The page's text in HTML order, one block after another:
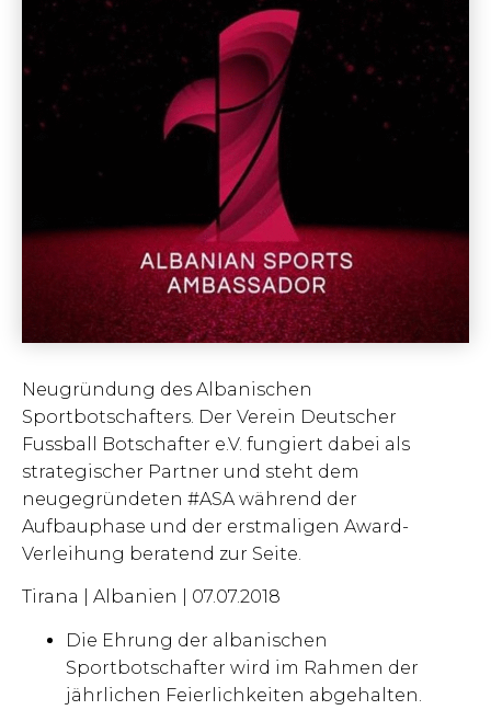
Neugründung des Albanischen
Sportbotschafters. Der Verein Deutscher
Fussball Botschafter e.V. fungiert dabei als
strategischer Partner und steht dem
neugegründeten #ASA während der
Aufbauphase und der erstmaligen Award-
Verleihung beratend zur Seite.
Tirana | Albanien | 07.07.2018
Die Ehrung der albanischen
Sportbotschafter wird im Rahmen der
jährlichen Feierlichkeiten abgehalten.